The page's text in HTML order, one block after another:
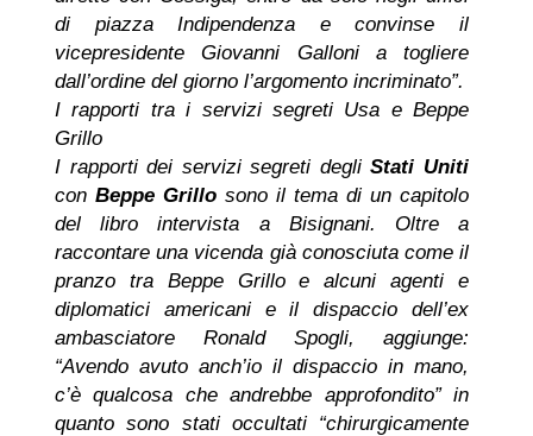
di piazza Indipendenza e convinse il
vicepresidente Giovanni Galloni a togliere
dall’ordine del giorno l’argomento incriminato”.
I rapporti tra i servizi segreti Usa e Beppe
Grillo
I rapporti dei servizi segreti degliStati Uniti
con Beppe Grillo sono il tema di un capitolo
del libro intervista a Bisignani. Oltre a
raccontare una vicenda già conosciuta come il
pranzo tra Beppe Grillo e alcuni agenti e
diplomatici americani e il dispaccio dell’ex
ambasciatore Ronald Spogli, aggiunge:
“Avendo avuto anch’io il dispaccio in mano,
c’è qualcosa che andrebbe approfondito” in
quanto sono stati occultati “chirurgicamente